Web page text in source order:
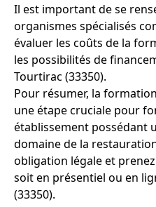
Il est important de se
organismes spécialisés
évaluer les coûts de la
les possibilités de
Tourtirac (33350).
Pour résumer, la
une étape cruciale pour
établissement possédant
domaine de la
obligation légale et
soit en présentiel ou en
(33350).